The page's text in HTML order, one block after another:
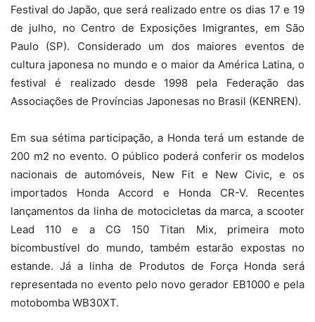
Festival do Japão, que será realizado entre os dias 17 e 19
de julho, no Centro de Exposições Imigrantes, em São
Paulo (SP). Considerado um dos maiores eventos de
cultura japonesa no mundo e o maior da América Latina, o
festival é realizado desde 1998 pela Federação das
Associações de Províncias Japonesas no Brasil (KENREN).
Em sua sétima participação, a Honda terá um estande de
200 m2 no evento. O público poderá conferir os modelos
nacionais de automóveis, New Fit e New Civic, e os
importados Honda Accord e Honda CR-V. Recentes
lançamentos da linha de motocicletas da marca, a scooter
Lead 110 e a CG 150 Titan Mix, primeira moto
bicombustível do mundo, também estarão expostas no
estande. Já a linha de Produtos de Força Honda será
representada no evento pelo novo gerador EB1000 e pela
motobomba WB30XT.